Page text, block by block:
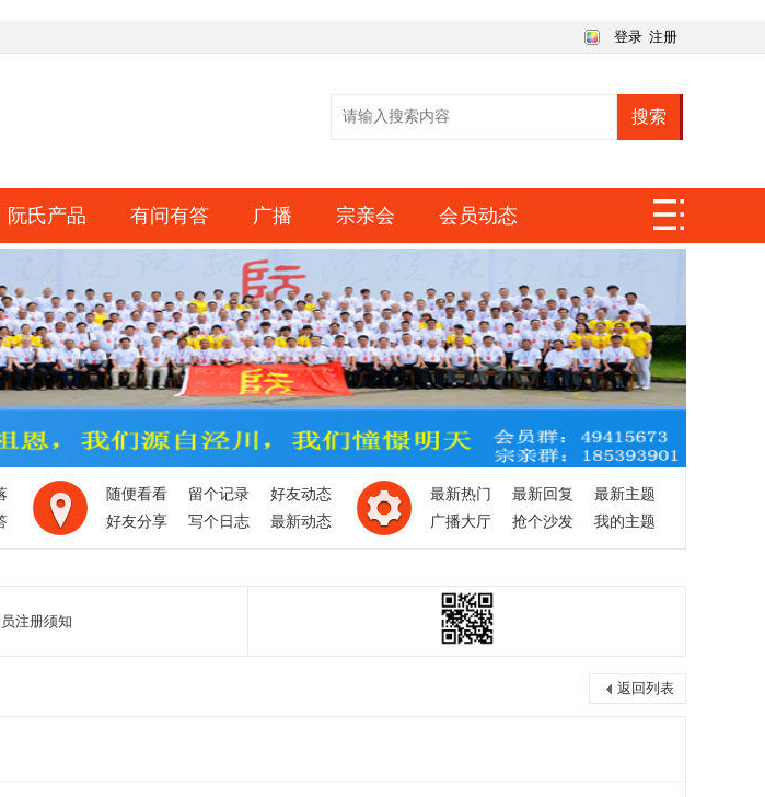
登录 注册
搜索
阮氏产品 有问有答 广播 宗亲会 会员动态
随便看看 留个记录
好友动态
好友分享
写个日志 最新动态
最新热门 最新回复
最新主题
广播大厅
抢个沙发 我的主题
注册须知
返回列表